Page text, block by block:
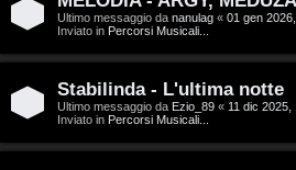
t
i
s
e
n
Ultimo messaggio da nanulag « 01 gen
Inviato in Percorsi Musicali...
Stabilinda - L'ultima notte
Ultimo messaggio da Ezio_89 « 11 dic 2025,
Inviato in Percorsi Musicali...
i
v
i
G